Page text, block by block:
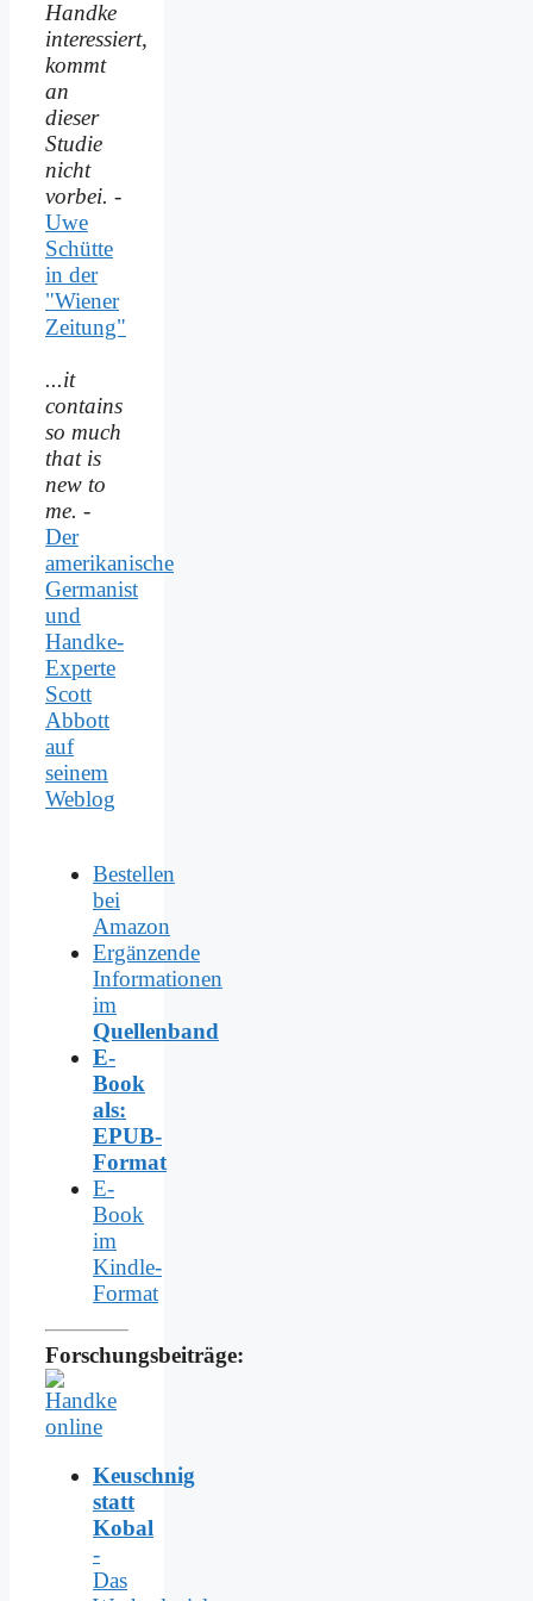
Handke
interessiert,
kommt
an
dieser
Studie
nicht
vorbei. -
Uwe
Schütte
in der
"Wiener
Zeitung"
...it
contains
so much
that is
new to
me. -
Der
amerikanische
Germanist
und
Handke-
Experte
Scott
Abbott
auf
seinem
Weblog
Bestellen
bei
Amazon
Ergänzende
Informationen
im
Quellenband
E-
Book
als:
EPUB-
Format
E-
Book
im
Kindle-
Format
Forschungsbeiträge:
Keuschnig
statt
Kobal
-
Das